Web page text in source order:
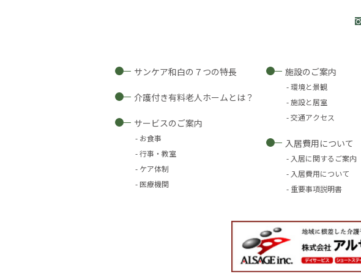
サンケア和白の７つの特長
介護付き有料老人ホームとは？
サービスのご案内
お食事
行事・教室
ケア体制
医療機関
施設のご案内
環境と景観
施設と居室
交通アクセス
入居費用について
入居に関するご案内
入居費用について
重要事項説明書